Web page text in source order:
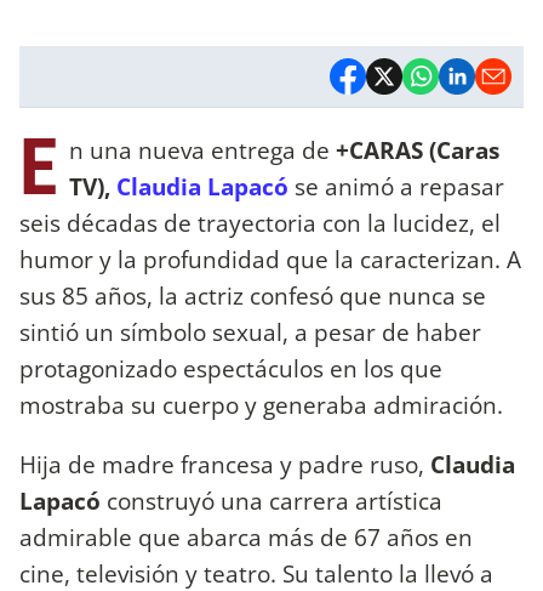
E n una nueva entrega de +CARAS (Caras
TV), Claudia Lapacó se animó a repasar
seis décadas de trayectoria con la lucidez, el
humor y la profundidad que la caracterizan. A
sus 85 años, la actriz confesó que nunca se
sintió un símbolo sexual, a pesar de haber
protagonizado espectáculos en los que
mostraba su cuerpo y generaba admiración.
Hija de madre francesa y padre ruso, Claudia
Lapacó construyó una carrera artística
admirable que abarca más de 67 años en
cine, televisión y teatro. Su talento la llevó a